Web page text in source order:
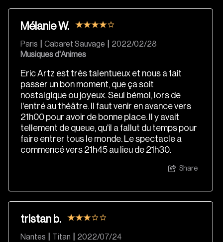
Mélanie W.
Paris Cabaret Sauvage
2022/02/28
Musiques d'Animes
Eric Artz est très talentueux et nous a fait
passer un bon moment, que ça soit
nostalgique ou joyeux. Seul bémol, lors de
l'entré au théâtre. Il faut venir en avance vers
21h00 pour avoir de bonne place. Il y avait
tellement de queue, qu'il a fallut du temps pour
faire entrer tous le monde. Le spectacle a
commencé vers 21h45 au lieu de 21h30.
Share
tristan b.
Nantes Titan
2022/07/24